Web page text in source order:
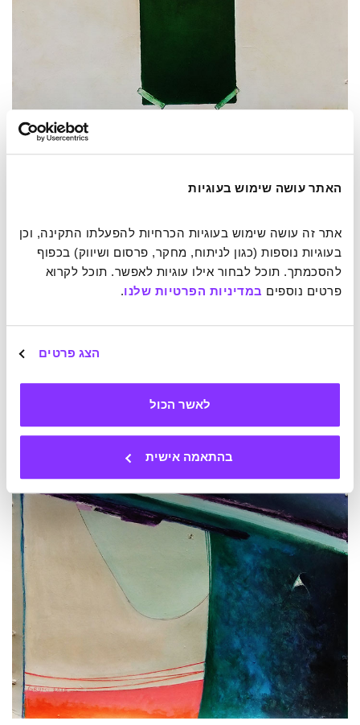
האתר עושה שימוש בעוגיות
פרטים נוספים במדיניות הפרטיות שלנו.
הצג פרטים
לאשר הכול
בהתאמה אישית